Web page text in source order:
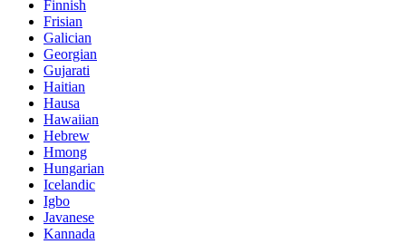
Finnish
Frisian
Galician
Georgian
Gujarati
Haitian
Hausa
Hawaiian
Hebrew
Hmong
Hungarian
Icelandic
Igbo
Javanese
Kannada